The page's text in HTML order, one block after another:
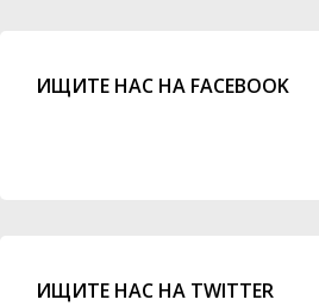
ИЩИТЕ НАС НА FACEBOOK
ИЩИТЕ НАС НА TWITTER